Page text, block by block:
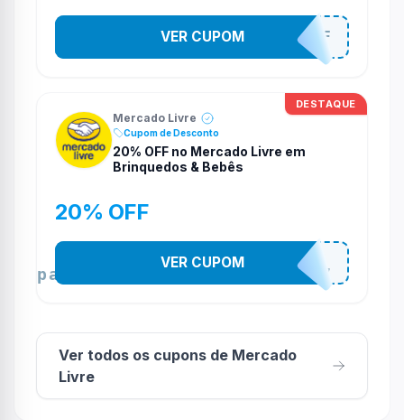
SAMSUNG15OFF
VER CUPOM
DESTAQUE
Mercado Livre
Cupom de Desconto
20% OFF no Mercado Livre em
Brinquedos & Bebês
20% OFF
VER CUPOM
Ver todos os cupons de Mercado
Livre